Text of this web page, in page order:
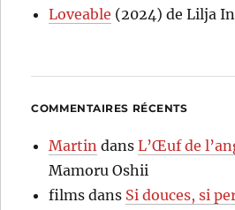
Loveable (2024) de Lilja
COMMENTAIRES RÉCENTS
Martin dansL’Œuf de
Mamoru Oshii
films dans Si douces, si